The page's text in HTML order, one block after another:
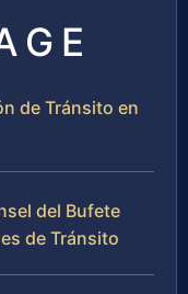
de Tránsito en
del Bufete
de Tránsito